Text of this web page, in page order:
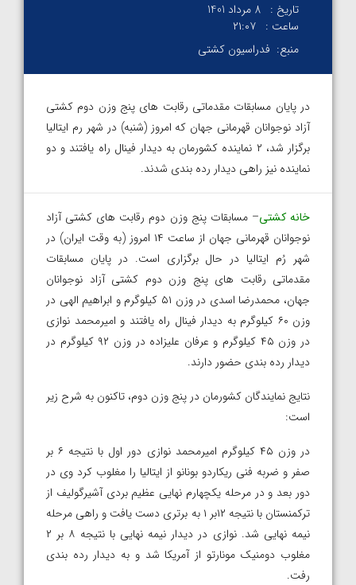
تاریخ : 8 مرداد 1401
ساعت : ۲۱:۰۷
منبع: فدراسیون کشتی
در پایان مسابقات مقدماتی رقابت های پنج وزن دوم کشتی
آزاد نوجوانان قهرمانی جهان که امروز (شنبه) در شهر رم ایتالیا
برگزار شد، ۲ نماینده کشورمان به دیدار فینال راه یافتند و دو
نماینده نیز راهی دیدار رده بندی شدند.
خانه کشتی– مسابقات پنج وزن دوم رقابت های کشتی آزاد
نوجوانان قهرمانی جهان از ساعت ۱۴ امروز (به وقت ایران) در
شهر رُم ایتالیا در حال برگزاری است. در پایان مسابقات
مقدماتی رقابت های پنج وزن دوم کشتی آزاد نوجوانان
جهان، محمدرضا اسدی در وزن ۵۱ کیلوگرم و ابراهیم الهی در
وزن ۶۰ کیلوگرم به دیدار فینال راه یافتند و امیرمحمد نوازی
در وزن ۴۵ کیلوگرم و عرفان علیزاده در وزن ۹۲ کیلوگرم در
دیدار رده بندی حضور دارند.
نتایج نمایندگان کشورمان در پنج وزن دوم، تاکنون به شرح زیر
است:
در وزن ۴۵ کیلوگرم امیرمحمد نوازی دور اول با نتیجه ۶ بر
صفر و ضربه فنی ریکاردو بونانو از ایتالیا را مغلوب کرد وی در
دور بعد و در مرحله یکچهارم نهایی عظیم بردی آشیرگولیف از
ترکمنستان با نتیجه ۱۲بر ۱ به برتری دست یافت و راهی مرحله
نیمه نهایی شد. نوازی در دیدار نیمه نهایی با نتیجه ۸ بر ۲
مغلوب دومنیک مونارتو از آمریکا شد و به دیدار رده بندی
رفت.